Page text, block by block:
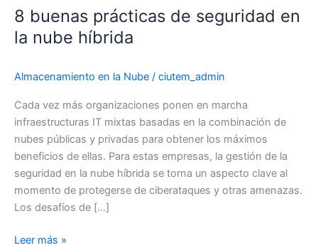
8 buenas prácticas de seguridad en
la nube híbrida
Almacenamiento en la Nube / ciutem_admin
Cada vez más organizaciones ponen en marcha
infraestructuras IT mixtas basadas en la combinación de
nubes públicas y privadas para obtener los máximos
beneficios de ellas. Para estas empresas, la gestión de la
seguridad en la nube híbrida se torna un aspecto clave al
momento de protegerse de ciberataques y otras amenazas.
Los desafíos de […]
8
Leer más »